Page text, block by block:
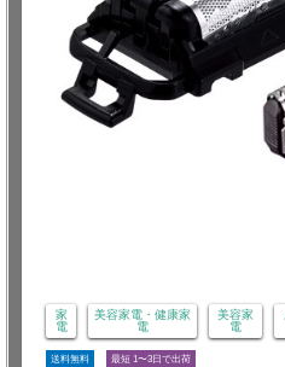
家
電
美容家電・健康家
電
美容家
電
送料無料 最短 1〜3日で出荷